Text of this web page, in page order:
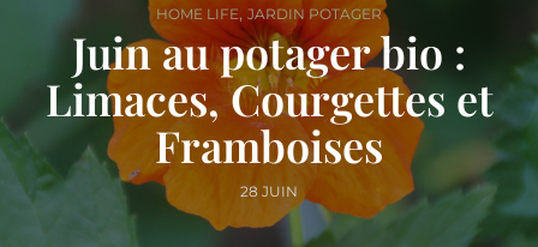
HOME LIFE, JARDIN POTAGER
Juin au potager bio :
Limaces, Courgettes et
Framboises
28 JUIN